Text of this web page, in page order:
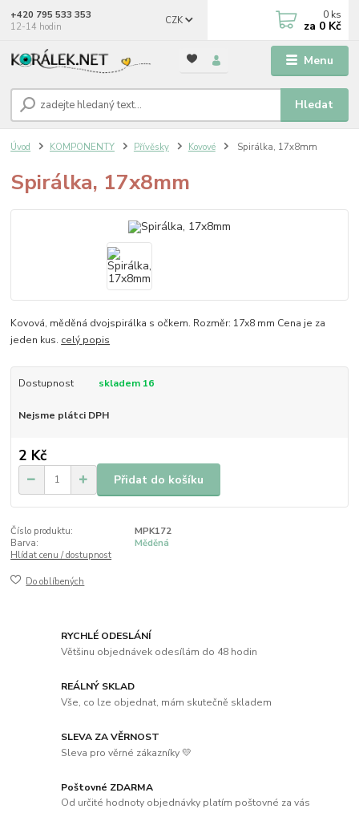
Menu
CZK
Hledat
+420 795 533 353
12-14 hodin
0 ks
za 0 Kč
Úvod KOMPONENTY Přívěsky Kovové Spirálka, 17x8mm
Spirálka, 17x8mm
Kovová, měděná dvojspirálka s očkem. Rozměr: 17x8 mm Cena je za
jeden kus. celý popis
Dostupnost skladem 16
Nejsme plátci DPH
2 Kč
Přidat do košíku
Číslo produktu:
MPK172
Barva:
Měděná
Hlídat cenu / dostupnost
Do oblíbených
RYCHLÉ ODESLÁNÍ
Většinu objednávek odesílám do 48 hodin
REÁLNÝ SKLAD
Vše, co lze objednat, mám skutečně skladem
SLEVA ZA VĚRNOST
Sleva pro věrné zákazníky 💛
Poštovné ZDARMA
Od určité hodnoty objednávky platím poštovné za vás